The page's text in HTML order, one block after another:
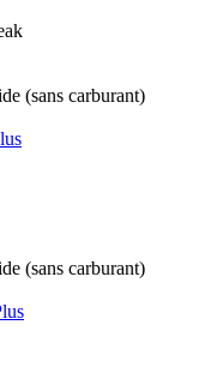
(sans carburant)
(sans carburant)